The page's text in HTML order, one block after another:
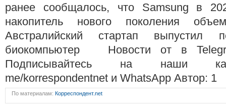
ранее сообщалось, что Samsung в
накопитель нового поколения
Австралийский стартап
биокомпьютер Новости от в
Подписывайтесь на наши
me/korrespondentnet и WhatsApp Автор: 1
По материалам: Корреспондент.net